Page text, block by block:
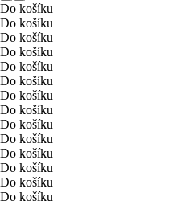
Do košíku
Do košíku
Do košíku
Do košíku
Do košíku
Do košíku
Do košíku
Do košíku
Do košíku
Do košíku
Do košíku
Do košíku
Do košíku
Do košíku